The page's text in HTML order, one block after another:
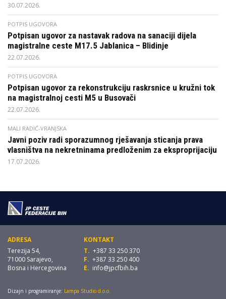
30.07.2026.
POTPIS UGOVORA
Potpisan ugovor za nastavak radova na sanaciji dijela
magistralne ceste M17.5 Jablanica – Blidinje
22.07.2026.
POTPIS UGOVORA
Potpisan ugovor za rekonstrukciju raskrsnice u kružni tok
na magistralnoj cesti M5 u Busovači
22.07.2026.
MALI RADIĆ-VRANJSKA
Javni poziv radi sporazumnog rješavanja sticanja prava
vlasništva na nekretninama predloženim za eksproprijaciju
17.07.2026.
ADRESA
Terezija 54,
71000 Sarajevo,
Bosna i Hercegovina
KONTAKT
T. +387 33 250 370
F. +387 33 250 400
E. info@jpcfbih.ba
Dizajn i programiranje: Lampa Studio d.o.o.